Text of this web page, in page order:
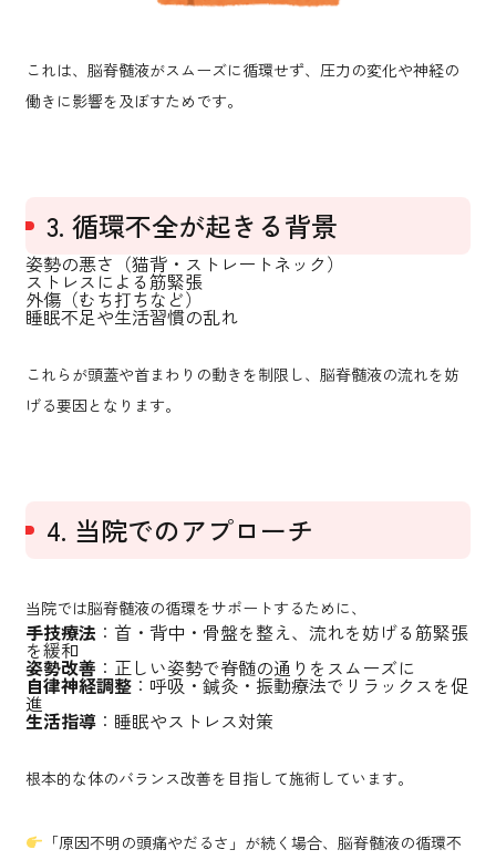
これは、脳脊髄液がスムーズに循環せず、圧力の変化や神経の
働きに影響を及ぼすためです。
3. 循環不全が起きる背景
姿勢の悪さ（猫背・ストレートネック）
ストレスによる筋緊張
外傷（むち打ちなど）
睡眠不足や生活習慣の乱れ
これらが頭蓋や首まわりの動きを制限し、脳脊髄液の流れを妨
げる要因となります。
4. 当院でのアプローチ
当院では脳脊髄液の循環をサポートするために、
手技療法 ：首・背中・骨盤を整え、流れを妨げる筋緊張
を緩和
姿勢改善 ：正しい姿勢で脊髄の通りをスムーズに
自律神経調整 ：呼吸・鍼灸・振動療法でリラックスを促
進
生活指導 ：睡眠やストレス対策
根本的な体のバランス改善を目指して施術しています。
「原因不明の頭痛やだるさ」が続く場合、脳脊髄液の循環不